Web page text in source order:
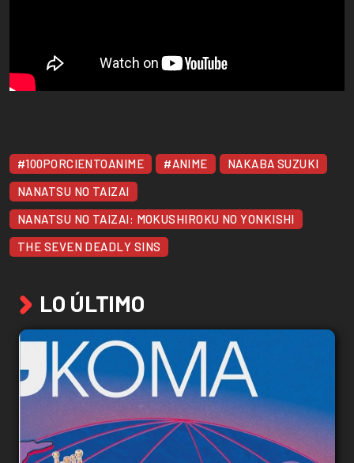
#100PORCIENTOANIME #ANIME
NAKABA SUZUKI
NANATSU NO TAIZAI
NANATSU NO TAIZAI: MOKUSHIROKU NO YONKISHI
THE SEVEN DEADLY SINS
LO ÚLTIMO